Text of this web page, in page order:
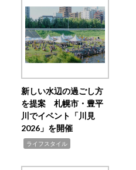
新しい水辺の過ごし方
を提案 札幌市・豊平
川でイベント「川見
2026」を開催
ライフスタイル